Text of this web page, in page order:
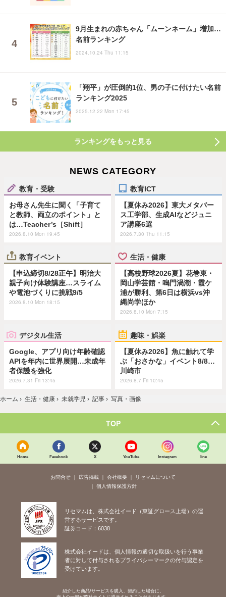
9月生まれの赤ちゃん「ムーンネーム」増加…
名前ランキング
2024.10.24 Thu 11:15
「翔平」が圧倒的1位、男の子に付けたい名前
ランキング2025
2025.12.22 Mon 17:45
ランキングをもっと見る
NEWS CATEGORY
教育・受験
お母さん先生に聞く「子育て
と教師、両立のポイント」と
は…Teacher’s［Shift］
2026.8.10 Mon 19:45
教育ICT
【夏休み2026】東大メタバー
ス工学部、生成AIなどジュニ
ア講座6選
2026.7.30 Thu 11:15
教育イベント
【申込締切8/28正午】明治大
親子向け体験講座…スライム
や電池づくりに挑戦9/5
2026.8.10 Mon 18:15
生活・健康
【高校野球2026夏】花巻東・
岡山学芸館・鳴門渦潮・霞ケ
浦が勝利、第6日は横浜vs沖
縄尚学ほか
2026.8.10 Mon 7:15
デジタル生活
Google、アプリ向け年齢確認
APIを年内に世界展開…未成年
者保護を強化
2026.7.31 Fri 13:45
趣味・娯楽
【夏休み2026】魚に触れて学
ぶ「おさかな」イベント8/8…
川崎市
2026.8.7 Fri 10:45
ホーム › 生活・健康 › 未就学児 › 記事 › 写真・画像
TOP
Home Facebook X YouTube Instagram line
お問合せ 広告掲載 会社概要
リセマムについて
個人情報保護方針
リセマムは、株式会社イード（東証グロース上場）の運
営するサービスです。
証券コード：6038
株式会社イードは、個人情報の適切な取扱いを行う事業
者に対して付与されるプライバシーマークの付与認定を
受けています。
紹介した商品/サービスを購入、契約した場合に、